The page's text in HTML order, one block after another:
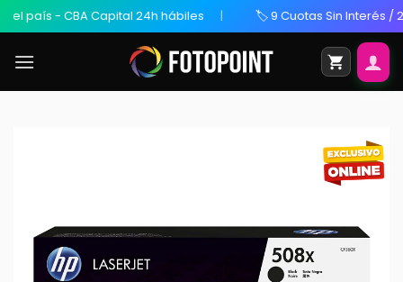
- CBA Capital 24h hábiles 🏷️ 9 Cuotas Sin Interés / 20%